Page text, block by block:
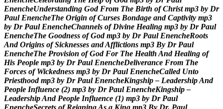
EnencheUnderstanding God From The Birth of Christ mp3 by Dr
Paul EnencheThe Origin of Curses Bondage and Captivity mp3
by Dr Paul EnencheChannels of Divine Healing mp3 by Dr Paul
EnencheThe Goodness of God mp3 by Dr Paul EnencheRoots
And Origins of Sicknesses andAfflictions mp3 By Dr Paul
EnencheThe Provision of God For The Health And Healing of
His People mp3 by Dr Paul EnencheDeliverance From The
Forces of Wickedness mp3 by Dr Paul EnencheCalled Unto
Priesthood mp3 by Dr Paul EnencheKingship – LeadershipAnd
People Influence (2) mp3 by Dr Paul EnencheKingship –
LeadershipAnd People Influence (1) mp3 by Dr Paul
EnencheSecrets of ReigningAs a King mp3 By Dr. Paul